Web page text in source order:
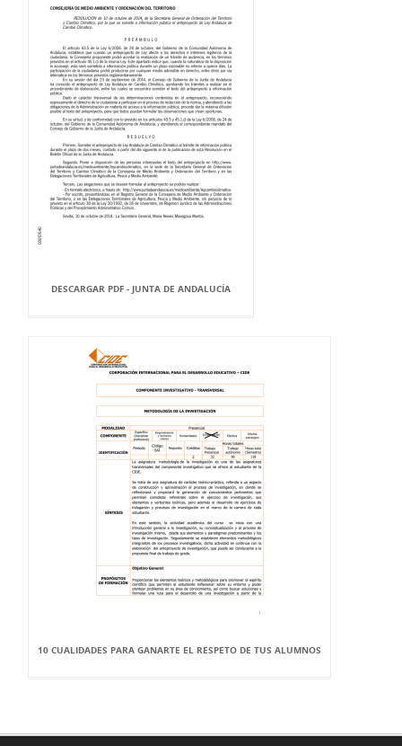
DESCARGAR PDF - JUNTA DE ANDALUCÍA
10 CUALIDADES PARA GANARTE EL RESPETO DE TUS ALUMNOS